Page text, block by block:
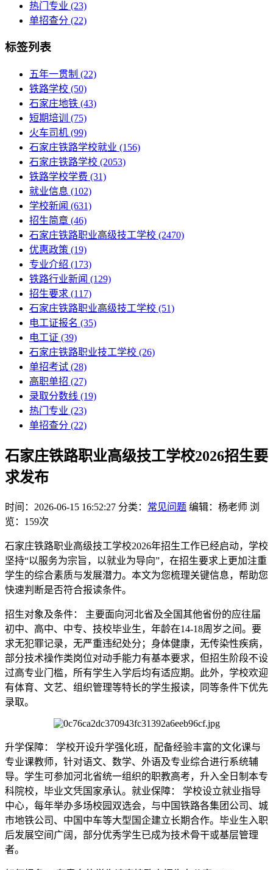
热门专业 (23)
单招查分 (22)
标签列表
五年一贯制 (22)
铁路学校 (50)
石家庄地铁 (43)
短期培训
(75)
火车司机 (99)
石家庄铁路学校就业 (156)
石家庄铁路学校 (2053)
铁路学校学费 (31)
就业信息 (102)
学校新闻 (631)
招生简章 (46)
石家庄铁路职业高级技工学校 (2470)
优惠政策 (19)
专业介绍 (173)
铁路行业新闻 (129)
招生要求 (117)
石家庄铁路职业高级技工学校​ (51)
电工证报名 (35)
电工证 (39)
石家庄铁路职业技工学校 (26)
单招考试 (28)
高职单招 (27)
录取分数线 (19)
热门专业 (23)
单招查分 (22)
石家庄铁路职业高级技工学校2026招生要
求发布
时间：2026-06-15 16:52:27 分类： 常见问题 编辑：杨老师 浏
览：159次
石家庄铁路职业高级技工学校2026年招生工作已经启动，学校
坚持“以服务为宗旨，以就业为导向”，在招生要求上更加注重
学生的综合素质与发展潜力。本文为您梳理关键信息，帮助您
快速判断是否符合报读条件。
招生对象及条件： 主要面向河北省及全国其他省份的应往届
初中、高中、中专、技校毕业生，年龄在14-18周岁之间。要
求无犯罪记录，无严重违纪处分；身体健康，无传染性疾病，
部分技术操作类岗位对动手能力有基本要求，但招生阶段不设
过高专业门槛，所有学生入学后均有适应期。此外，学校欢迎
有体育、文艺、组织管理等特长的学生报读，同等条件下优先
录取。
升学保障： 学校开设升学强化班，配备经验丰富的文化课与
专业课教师，针对语文、数学、外语及专业综合进行系统辅
导。学生可参加河北省统一组织的职教高考，升入全日制本专
科院校，毕业文凭国家承认。就业保障： 学校设立就业指导
中心，每年举办多场校园双选会，与中国铁路各集团公司、城
市地铁公司、中国中车等大型国企建立长期合作。毕业生入职
后发展空间广阔，部分优秀学生已成为技术骨干或基层管理
者。